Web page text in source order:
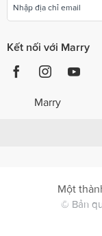
Kết nối với Marry
Marry
Một
© Bản